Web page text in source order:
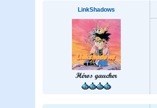
LinkShadows
Héros gaucher